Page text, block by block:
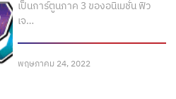
เป็นการ์ตูนภาค 3 ของอนิเมชั่น ฟิว
เจ…
พฤษภาคม 24, 2022